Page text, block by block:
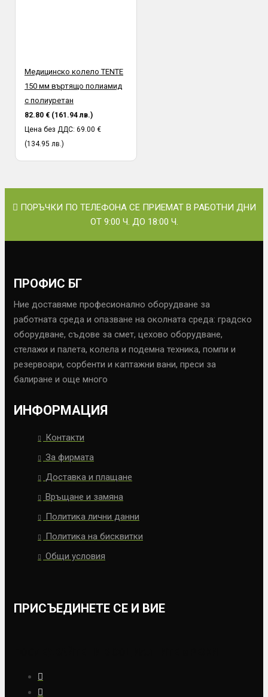
Медицинско колело TENTE
150 мм въртящо полиамид
с полиуретан
82.80 € (161.94 лв.)
Цена без ДДС: 69.00 €
(134.95 лв.)
ПОРЪЧКИ ПО ТЕЛЕФОНА СЕ ПРИЕМАТ В РАБОТНИ ДНИ
ОТ 9:00 Ч. ДО 18:00 Ч.
ПРОФИС БГ
Ние доставяме професионално оборудване за
работната среда и опазване на околната среда: градско
оборудване, съдове за смет, цехово оборудване,
стелажи и палета, колела и подемна техника, помпи и
резервоари, сорбенти и каптажни вани, преси за
балиране и още много
ИНФОРМАЦИЯ
Контакти
За фирмата
Доставка и плащане
Връщане и замяна
Политика лични данни
Политика на бисквитки
Общи условия
ПРИСЪЕДИНЕТЕ СЕ И ВИЕ